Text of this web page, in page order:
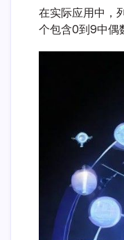
在实际应用中，
个包含0到9中偶